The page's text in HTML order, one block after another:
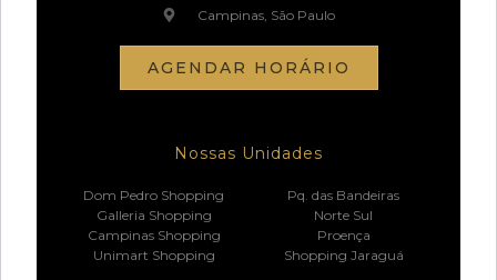
Campinas, São Paulo
AGENDAR HORÁRIO
Nossas Unidades
Dom Pedro Shopping
Galleria Shopping
Campinas Shopping
Unimart Shopping
Pq. das Bandeiras
Norte Sul
Proença
Shopping Jaraguá